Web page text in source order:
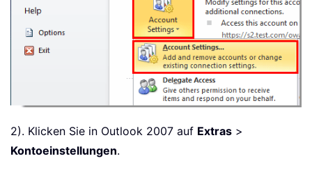
2). Klicken Sie in Outlook 2007 auf Extras >
Kontoeinstellungen.